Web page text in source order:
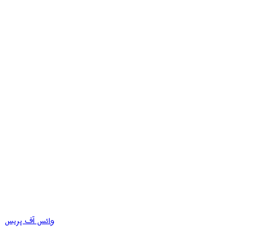
وائس آف پریس